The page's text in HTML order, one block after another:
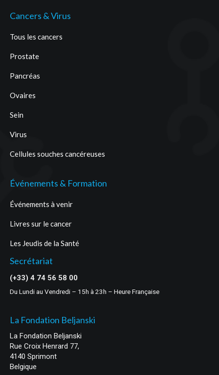
Cancers & Virus
Tous les cancers
Prostate
Pancréas
Ovaires
Sein
Virus
Cellules souches cancéreuses
Événements & Formation
Événements à venir
Livres sur le cancer
Les Jeudis de la Santé
Secrétariat
(+33) 4 74 56 58 00
Du Lundi au Vendredi – 15h à 23h – Heure Française
La Fondation Beljanski
La Fondation Beljanski
Rue Croix Henrard 77,
4140 Sprimont
Belgique